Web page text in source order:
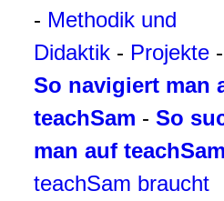
- Methodik und
Didaktik - Projekte -
So navigiert man
teachSam - So
man auf teachSam
teachSam braucht